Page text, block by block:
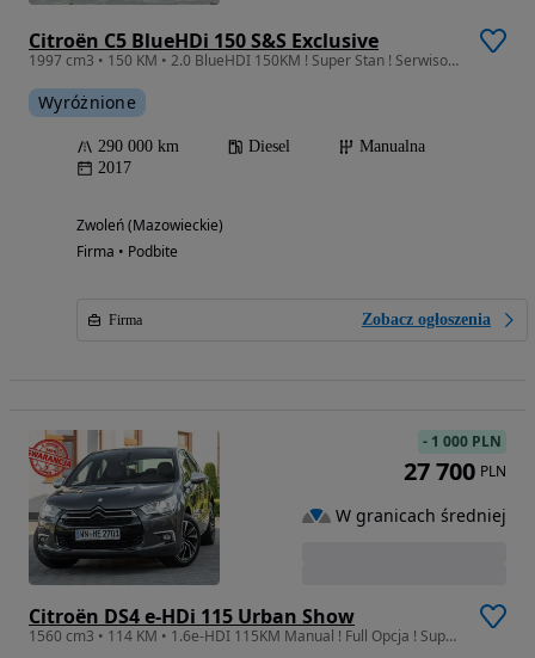
Citroën C5 BlueHDi 150 S&S Exclusive
1997 cm3 • 150 KM • 2.0 BlueHDI 150KM ! Super Stan ! Serwisowany ! po Opłatach ! FV23%
Wyróżnione
290 000 km Diesel
Manualna
2017
Zwoleń (Mazowieckie)
Firma • Podbite
Firma Zobacz ogłoszenia
Citroën DS4 e-HDi 115 Urban Show
1560 cm3 • 114 KM • 1.6e-HDI 115KM Manual ! Full Opcja ! Super Stan ! Opłacony !
- 1 000 PLN
27 700 PLN
W granicach średniej